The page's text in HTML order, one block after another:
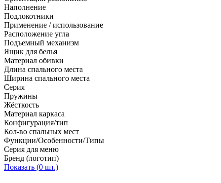
Наполнение
Подлокотники
Применение / использование
Расположение угла
Подъемный механизм
Ящик для белья
Материал обивки
Длина спального места
Ширина спального места
Серия
Пружины
Жёсткость
Материал каркаса
Конфигурация/тип
Кол-во спальных мест
Функции/Особенности/Типы
Серия для меню
Бренд (логотип)
Показать (0 шт.)